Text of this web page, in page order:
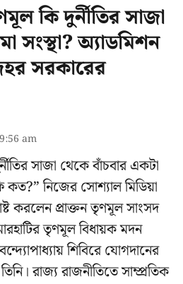
কি দুর্নীতির সাজা
সংস্থা? অ্যাডমিশন
সরকারের
am
সাজা থেকে বাঁচবার একটা
কত?” নিজের সোশ্যাল মিডিয়া
করলেন প্রাক্তন তৃণমূল সাংসদ
তৃণমূল বিধায়ক মদন
শিবিরেযোগদানের
রাজ্য রাজনীতিতে সাম্প্রতিক